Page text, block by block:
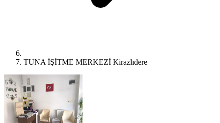
TUNA İŞİTME MERKEZİ Kirazlıdere